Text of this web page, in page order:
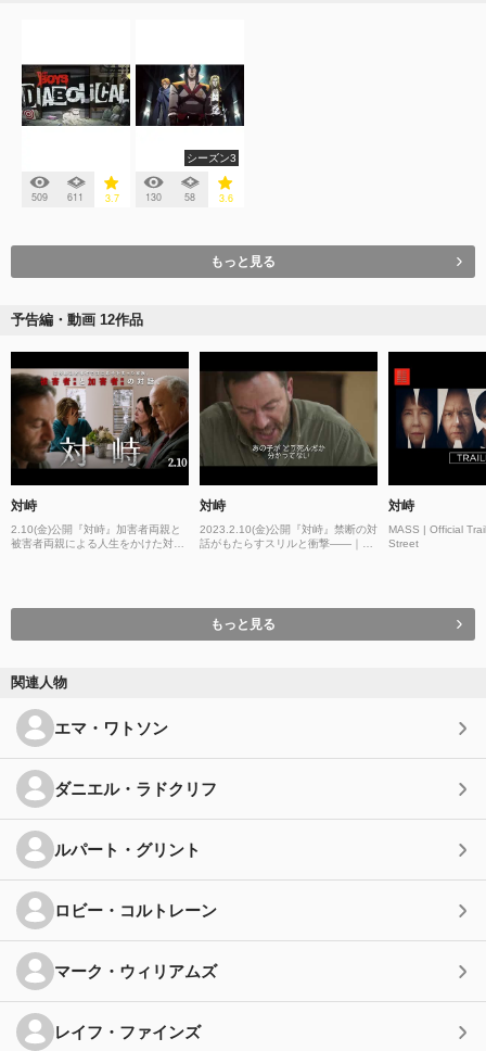
509 611 3.7
シーズン3
130 58 3.6
もっと見る
予告編・動画 12作品
対峙
2.10(金)公開『対峙』加害者両親と
被害者両親による人生をかけた対話
対峙
2023.2.10(金)公開『対峙』禁断の対
話がもたらすスリルと衝撃――｜特
対峙
MASS | Official
Street
もっと見る
関連人物
エマ・ワトソン
ダニエル・ラドクリフ
ルパート・グリント
ロビー・コルトレーン
マーク・ウィリアムズ
レイフ・ファインズ